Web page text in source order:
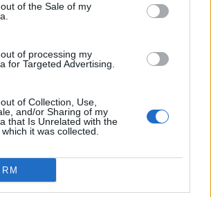
of the Sale of my
of processing my
for Targeted Advertising.
of Collection, Use,
and/or Sharing of my
that Is Unrelated with the
it was collected.
in dem Leistung anerkannt wird.
haben ohne Vorerfahrung gestartet
bei dem deine Persönlichkeit zählt?
arbeiten und gleichzeitig gutes Geld
die Chance sein, auf die du gewartet